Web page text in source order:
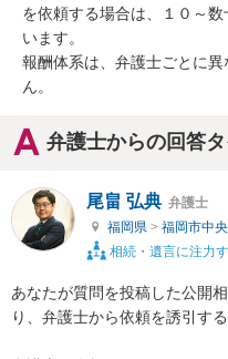
を依頼する場合は、１０～
います。
報酬体系は、弁護士ごとに
ん。
弁護士からの回答
尾畠 弘典 弁護士
福岡県 > 福岡市中
相続・遺言に注力
あなたが質問を投稿した公開
り、弁護士から依頼を誘引す